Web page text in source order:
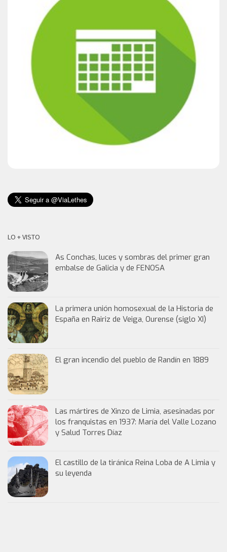
LO + VISTO
As Conchas, luces y sombras del primer gran
embalse de Galicia y de FENOSA
La primera unión homosexual de la Historia de
España en Rairiz de Veiga, Ourense (siglo XI)
El gran incendio del pueblo de Randín en 1889
Las mártires de Xinzo de Limia, asesinadas por
los franquistas en 1937: María del Valle Lozano
y Salud Torres Díaz
El castillo de la tiránica Reina Loba de A Limia y
su leyenda